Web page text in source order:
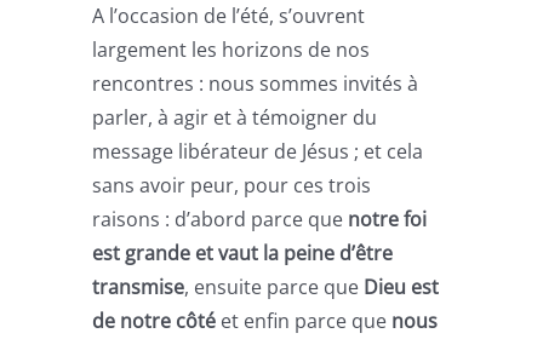
A l’occasion de l’été, s’ouvrent
largement les horizons de nos
rencontres : nous sommes invités à
parler, à agir et à témoigner du
message libérateur de Jésus ; et cela
sans avoir peur, pour ces trois
raisons : d’abord parce que notre foi
est grande et vaut la peine d’être
transmise, ensuite parce que Dieu est
de notre côté et enfin parce que nous